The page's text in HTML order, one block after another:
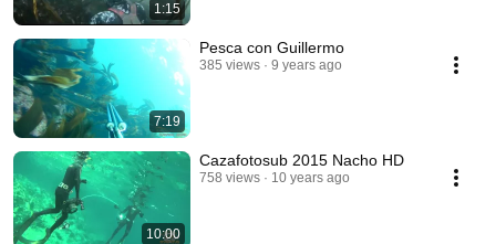
1:15
7:19
Pesca con Guillermo
385 views 9 years ago
10:00
Cazafotosub 2015 Nacho HD
758 views 10 years ago